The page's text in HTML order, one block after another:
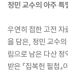
정민 교수의 아주 특
우연히 접한 고전 자
을 담은, 정민 교수
림으로 남은 다산
받은 『집복헌 필첩